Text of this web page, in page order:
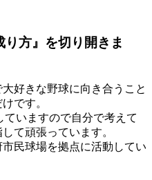
り方』を切り開きま
好きな野球に向き合うこと
です。
いますので自分で考えて
て頑張っています。
民球場を拠点に活動してい